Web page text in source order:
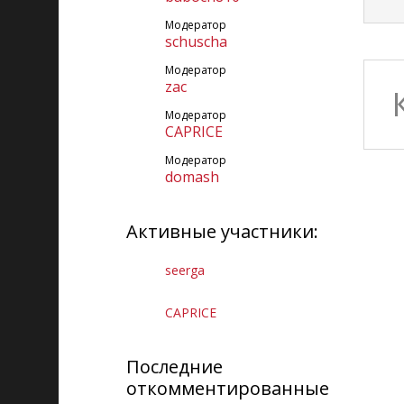
Модератор
schuscha
Модератор
zac
Модератор
CAPRICE
Модератор
domash
Активные участники:
seerga
CAPRICE
Последние
откомментированные